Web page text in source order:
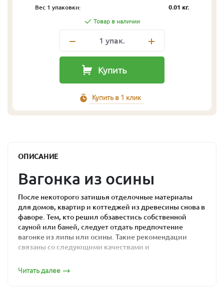
Вес 1 упаковки:
0.01 кг.
Товар в наличии
1 упак.
Купить
Купить в 1 клик
ОПИСАНИЕ
Вагонка из осины
После некоторого затишья отделочные материалы
для домов, квартир и коттеджей из древесины снова в
фаворе. Тем, кто решил обзавестись собственной
сауной или баней, следует отдать предпочтение
вагонке из липы или осины. Такие рекомендации
связаны со следующими качествами и
высокая влаго- и теплостойкость;
Читать далее